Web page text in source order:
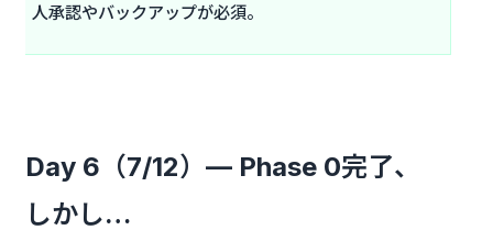
人承認やバックアップが必須。
Day 6（7/12）— Phase 0完了、
しかし…